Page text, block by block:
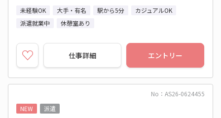
未経験OK 大手・有名 駅から5分
カジュアルOK
派遣就業中
休憩室あり
仕事詳細 エントリー
No：AS26-0624455
NEW
派遣